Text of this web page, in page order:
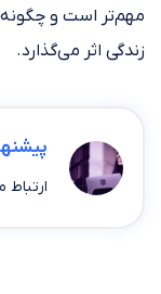
زندگی اثر می‌گذارد.
ارتباط